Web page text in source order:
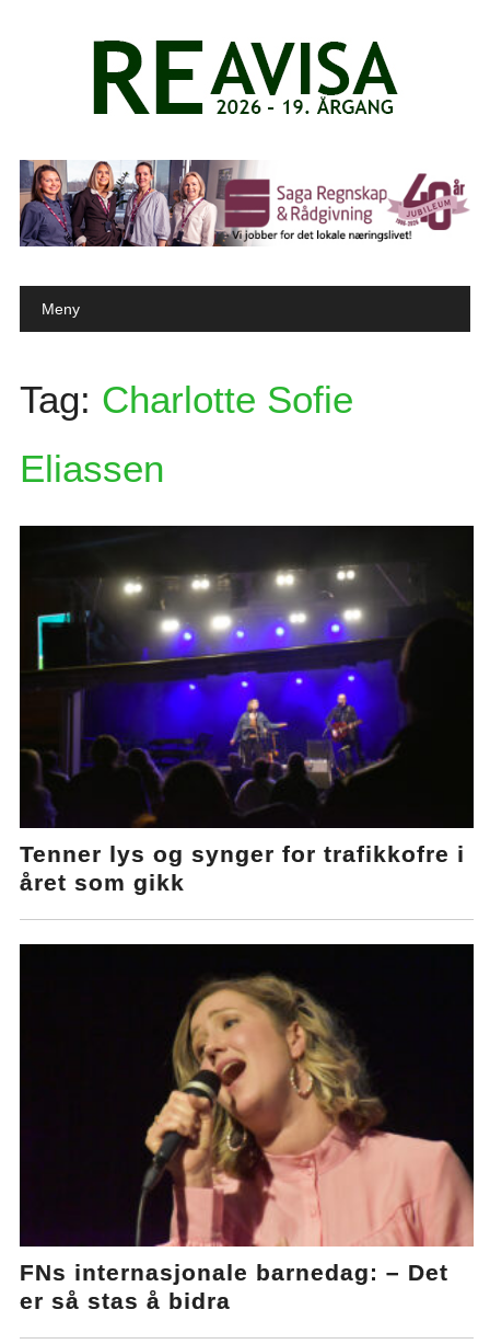
Main menu
Meny
Tag: Charlotte Sofie
Eliassen
Tenner lys og synger for trafikkofre i
året som gikk
FNs internasjonale barnedag: – Det
er så stas å bidra